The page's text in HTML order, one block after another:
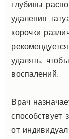
глубины
удаления
корочки
удалять,
воспалений.
Врач
способствует
от